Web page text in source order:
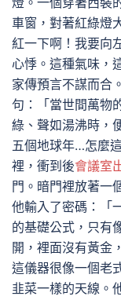
車窗，對著紅綠燈
紅一下啊！我要向
心悸。這種氣味，
家傳預言不謀而合
句：「當世間萬物
綠、聲如湯沸時，
五個地球年…怎麼
裡，衝到後會議室
門。暗門裡放著一
他輸入了密碼：「
的基礎公式，只有
開，裡面沒有黃金
這儀器很像一個老
韭菜一樣的天線。